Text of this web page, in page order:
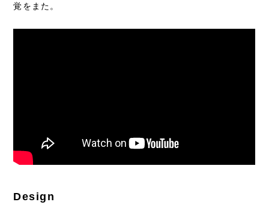
覚をまた。
Design